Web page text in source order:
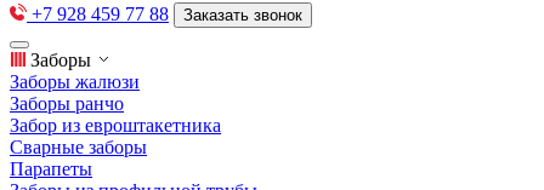
+7 928 459 77 88 Заказать звонок
Заборы
Заборы жалюзи
Заборы ранчо
Забор из евроштакетника
Сварные заборы
Парапеты